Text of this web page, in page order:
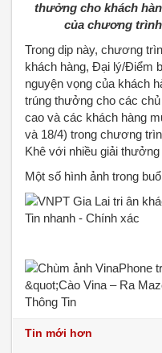
thưởng cho khách
của chương trình
Trong dịp này, chương
khách hàng, Đại lý/Điểm
nguyện vọng của khách
trúng thưởng cho các
cao và các khách hàng
và 18/4) trong chương
Khê với nhiều giải thưởng
Một số hình ảnh trong
Tin mới hơn